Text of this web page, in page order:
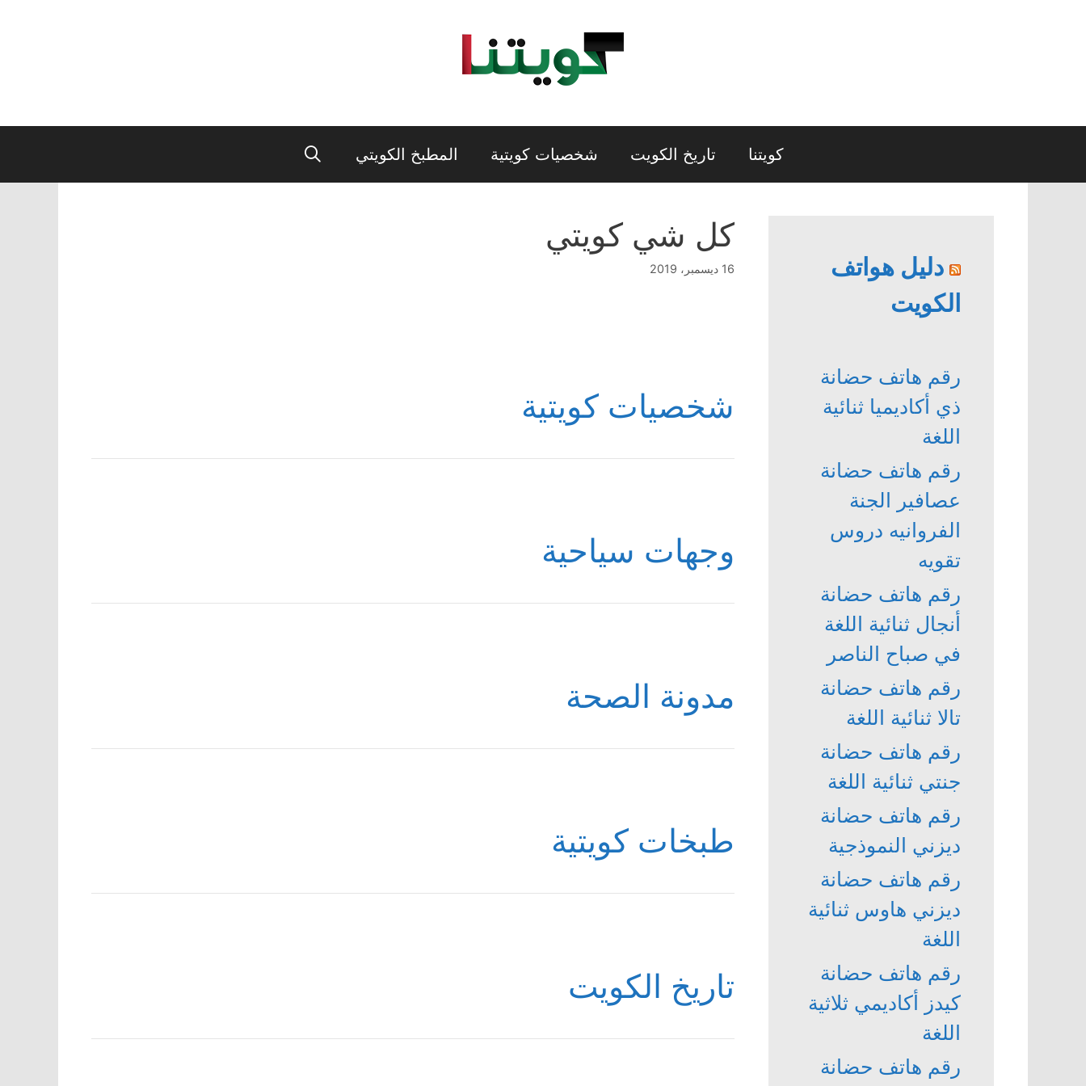
كويتنا تاريخ الكويت شخصيات كويتية المطبخ الكويتي
كل شي كويتي
16 ديسمبر، 2019
شخصيات كويتية
وجهات سياحية
مدونة الصحة
طبخات كويتية
تاريخ الكويت
دليل هواتف
الكويت
رقم هاتف حضانة
ذي أكاديميا ثنائية
اللغة
رقم هاتف حضانة
عصافير الجنة
الفروانيه دروس
تقويه
رقم هاتف حضانة
أنجال ثنائية اللغة
في صباح الناصر
رقم هاتف حضانة
تالا ثنائية اللغة
رقم هاتف حضانة
جنتي ثنائية اللغة
رقم هاتف حضانة
ديزني النموذجية
رقم هاتف حضانة
ديزني هاوس ثنائية
اللغة
رقم هاتف حضانة
كيدز أكاديمي ثلاثية
اللغة
رقم هاتف حضانة